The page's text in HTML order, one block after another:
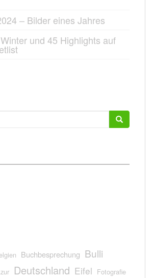
– Bilder eines Jahres
und 45 Highlights auf
Buchbesprechung Bulli
Deutschland Eifel Fotografie